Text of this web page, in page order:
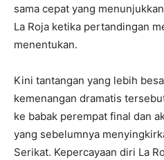
sama cepat yang
La Roja ketika pertandingan
menentukan.
Kini tantangan yang lebih
kemenangan dramatis
ke babak perempat final dan
yang sebelumnya
Serikat. Kepercayaan diri La